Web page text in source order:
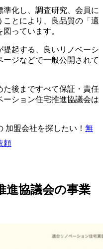
準化し、調査研究、会員に
とにより、良品質の「適
っています。
提起する、良いリノベーシ
ージなどで一般公開されて
後まですべて保証・責任
ーション住宅推進協議会は
加盟会社を探したい！ 無
頼
進協議会の事業